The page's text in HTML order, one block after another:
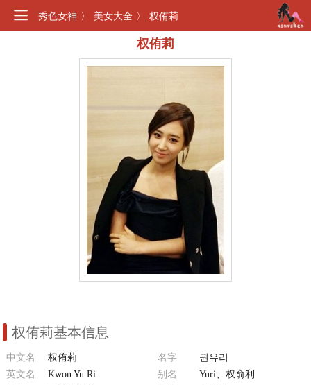
秀色女神 〉 美女大全 〉 权侑莉
权侑莉
权侑莉基本信息
中文名 权侑莉 名字
권유리
英文名
Kwon Yu Ri 别名
Yuri、权俞利